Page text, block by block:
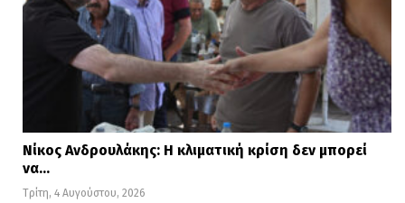
Νίκος Ανδρουλάκης: Η κλιματική κρίση δεν μπορεί
να…
Τρίτη, 4 Αυγούστου, 2026